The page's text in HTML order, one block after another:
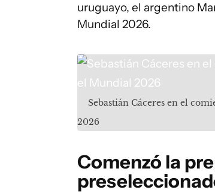
uruguayo, el argentino
Mundial 2026.
Sebastián Cáceres en el
2026
Comenzó la